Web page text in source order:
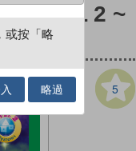
LEVEL 2 ~
5
或按「略
略過